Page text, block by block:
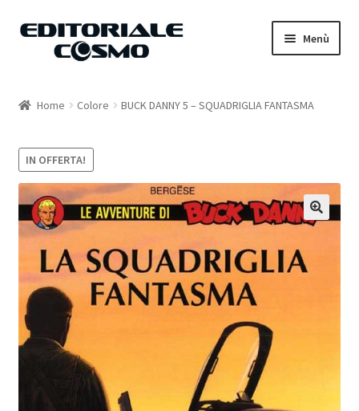
Vai
Vai
Menù
Carrello
Il mio account
Home Colore BUCK DANNY 5 – SQUADRIGLIA FANTASMA
IN OFFERTA!